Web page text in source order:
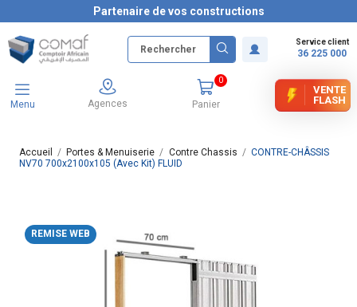
Partenaire de vos constructions
Service client
36 225 000
Menu Agences Panier
0
VENTE
FLASH
Accueil Portes & Menuiserie Contre Chassis
CONTRE-CHÂSSIS
NV70 700x2100x105 (Avec Kit) FLUID
REMISE WEB